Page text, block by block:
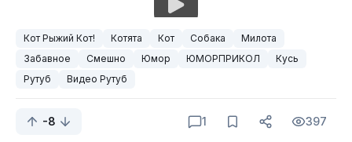
Кот Рыжий Кот! Котята Кот Собака
Милота
Забавное
Смешно Юмор ЮМОРПРИКОЛ
Кусь
Рутуб
Видео Рутуб
-8 1 397